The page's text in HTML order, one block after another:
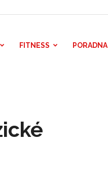
FITNESS PORADNA